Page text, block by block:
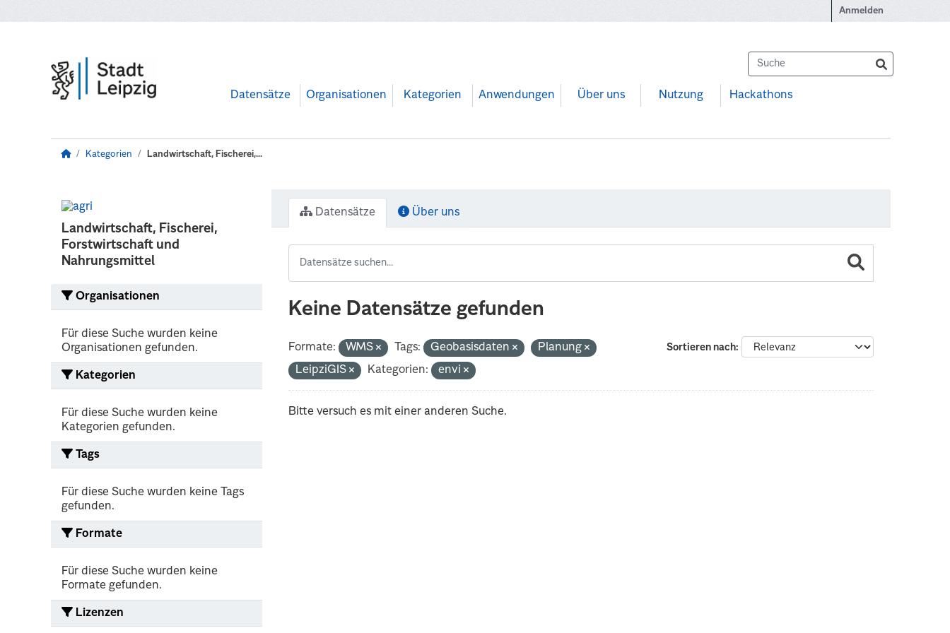
Anmelden
Datensätze Organisationen Kategorien Anwendungen Über uns Nutzung Hackathons
Kategorien Landwirtschaft, Fischerei,...
Landwirtschaft, Fischerei,
Forstwirtschaft und
Nahrungsmittel
Organisationen
Für diese Suche wurden keine
Organisationen gefunden.
Kategorien
Für diese Suche wurden keine
Kategorien gefunden.
Tags
Für diese Suche wurden keine Tags
gefunden.
Formate
Für diese Suche wurden keine
Formate gefunden.
Lizenzen
Datensätze Über uns
Keine Datensätze gefunden
Sortieren nach
Formate: WMS Tags: Geobasisdaten
Planung
LeipziGIS
Kategorien: envi
Bitte versuch es mit einer anderen Suche.